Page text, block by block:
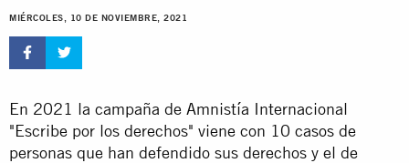
MIÉRCOLES, 10 DE NOVIEMBRE, 2021
En 2021 la campaña de Amnistía Internacional
"Escribe por los derechos" viene con 10 casos de
personas que han defendido sus derechos y el de